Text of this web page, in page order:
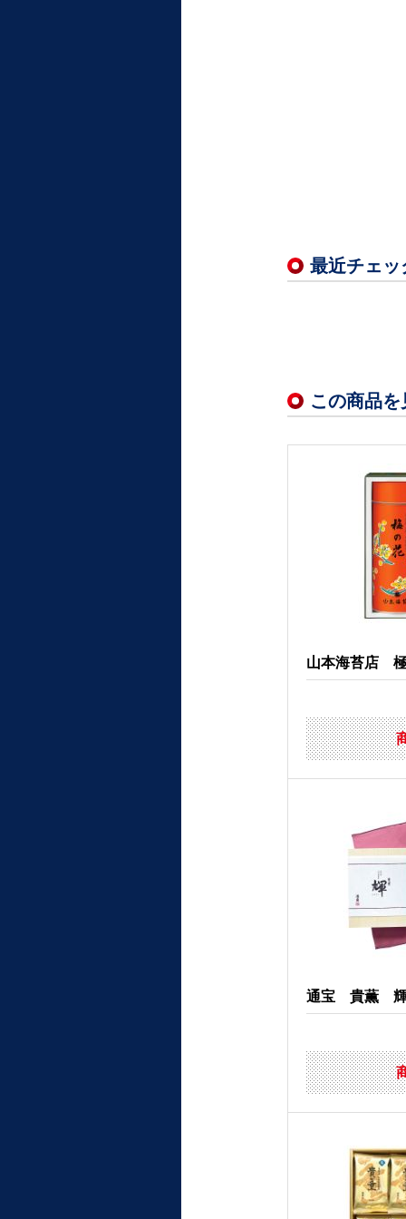
最近チェッ
この商品
山本海苔店
通宝 貴薫 輝